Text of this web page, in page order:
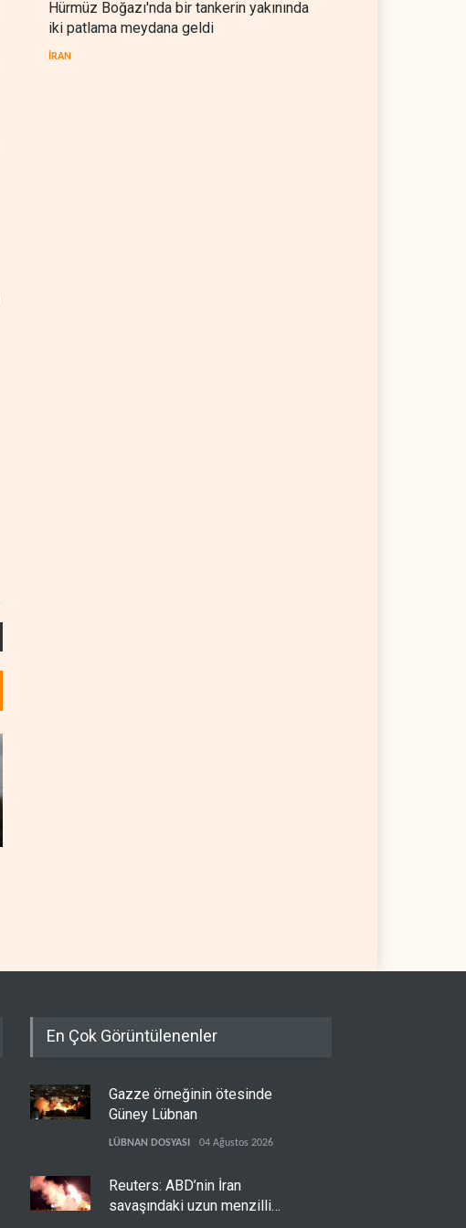
Hürmüz Boğazı'nda bir tankerin yakınında
iki patlama meydana geldi
İRAN
En Çok Görüntülenenler
Gazze örneğinin ötesinde
Güney Lübnan
LÜBNAN DOSYASI 04 Ağustos 2026
Reuters: ABD’nin İran
savaşındaki uzun menzilli